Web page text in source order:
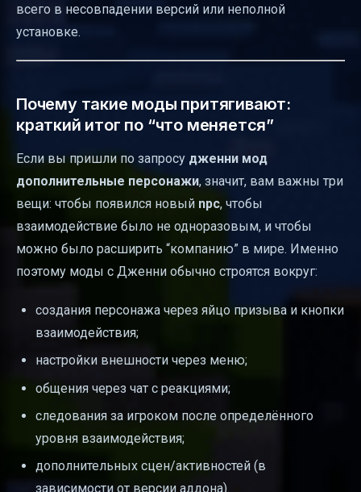
всего в несовпадении версий или неполной
установке.
Почему такие моды притягивают:
краткий итог по “что меняется”
Если вы пришли по запросу дженни мод
дополнительные персонажи, значит, вам важны три
вещи: чтобы появился новый npc, чтобы
взаимодействие было не одноразовым, и чтобы
можно было расширить “компанию” в мире. Именно
поэтому моды с Дженни обычно строятся вокруг:
создания персонажа через яйцо призыва и кнопки
взаимодействия;
настройки внешности через меню;
общения через чат с реакциями;
следования за игроком после определённого
уровня взаимодействия;
дополнительных сцен/активностей (в
зависимости от версии аддона).